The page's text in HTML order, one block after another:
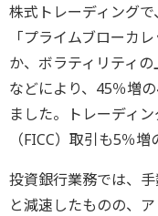
株式トレーディング
「プライムブローカ
か、ボラティリティ
などにより、45％増
ました。トレーディ
（FICC）取引も5％
投資銀行業務では、
と減速したものの、